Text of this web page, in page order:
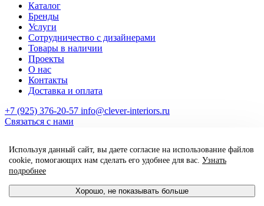
Используя данный сайт, вы даете согласие на использование файлов
cookie, помогающих нам сделать его удобнее для вас. Узнать
подробнее
Хорошо, не показывать больше
Каталог
Бренды
Услуги
Сотрудничество с дизайнерами
Товары в наличии
Проекты
О нас
Контакты
Доставка и оплата
+7 (925) 376-20-57 info@clever-interiors.ru
Cвязаться с нами
2026. Clever Interiors. Все права защищены.
made by qte_agency